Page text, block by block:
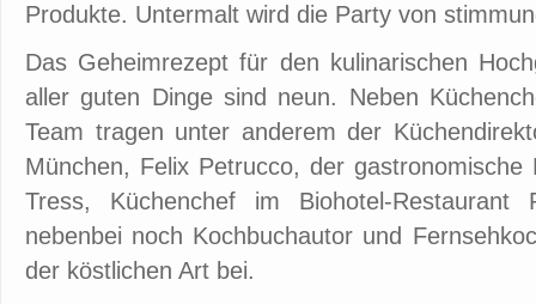
Produkte. Untermalt wird die Party von
Das Geheimrezept für den kulinarischen
aller guten Dinge sind neun. Neben
Team tragen unter anderem der
München, Felix Petrucco, der
Tress, Küchenchef im Biohotel-
nebenbei noch Kochbuchautor und
der köstlichen Art bei.